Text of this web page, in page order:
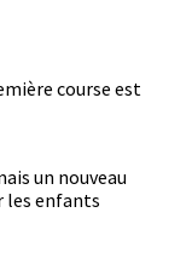
course est
un nouveau
les enfants